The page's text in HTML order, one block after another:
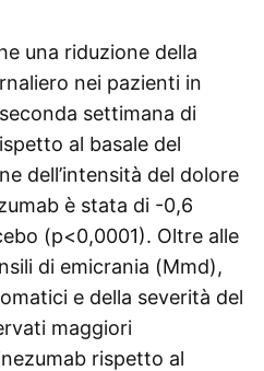
una riduzione della
nei pazienti in
settimana di
al basale del
dell’intensità del dolore
è stata di -0,6
(p<0,0001). Oltre alle
di emicrania (Mmd),
e della severità del
maggiori
rispetto al